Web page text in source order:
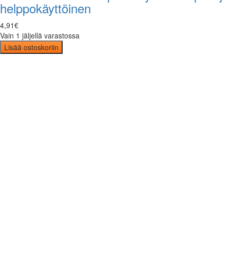
helppokäyttöinen
4,91€
Vain 1 jäljellä varastossa
Lisää ostoskoriin